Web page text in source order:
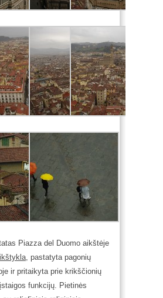
Piazza del Duomo aikštėje
, pastatyta pagonių
ir pritaikyta prie krikščionių
funkcijų. Pietinės